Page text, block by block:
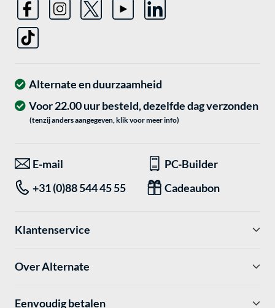
Alternate en duurzaamheid
Voor 22.00 uur besteld, dezelfde dag verzonden
(tenzij anders aangegeven, klik voor meer info)
E-mail
PC-Builder
+31 (0)88 544 45 55
Cadeaubon
Klantenservice
Over Alternate
Eenvoudig betalen